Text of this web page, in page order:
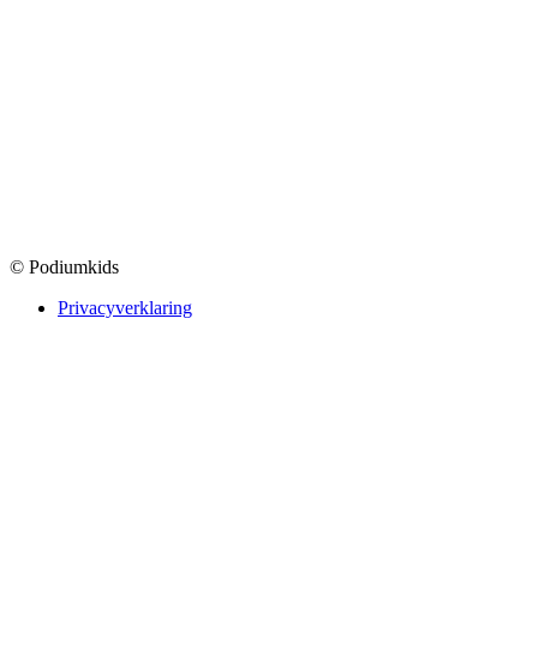
© Podiumkids
Privacyverklaring